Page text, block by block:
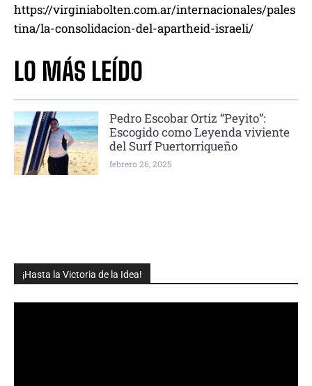
¡Hasta la Victoria de la Idea!
https://virginiabolten.com.ar/internacionales/pales
tina/la-consolidacion-del-apartheid-israeli/
LO MÁS LEÍDO
Pedro Escobar Ortiz “Peyito”:
Escogido como Leyenda viviente
del Surf Puertorriqueño
febrero 26, 2025